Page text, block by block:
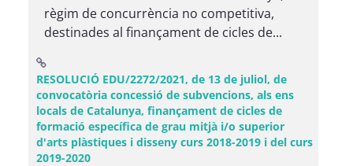
règim de concurrència no competitiva,
destinades al finançament de cicles de...
RESOLUCIÓ EDU/2272/2021, de 13 de juliol, de
convocatòria concessió de subvencions, als ens
locals de Catalunya, finançament de cicles de
formació específica de grau mitjà i/o superior
d'arts plàstiques i disseny curs 2018-2019 i del curs
2019-2020(Obre una finestra nova)